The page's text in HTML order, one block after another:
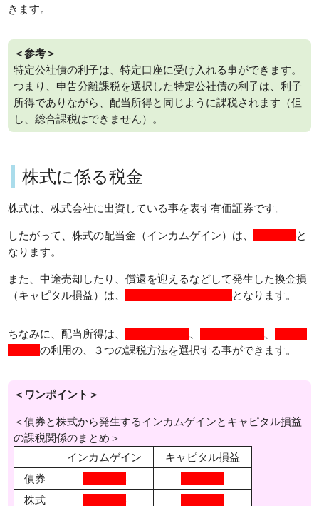
きます。
＜参考＞
特定公社債の利子は、特定口座に受け入れる事ができます。
つまり、申告分離課税を選択した特定公社債の利子は、利子
所得でありながら、配当所得と同じように課税されます（但
し、総合課税はできません）。
株式に係る税金
株式は、株式会社に出資している事を表す有価証券です。
したがって、株式の配当金（インカムゲイン）は、 配当所得と
なります。
また、中途売却したり、償還を迎えるなどして発生した換金損
（キャピタル損益）は、
株式等に係る譲渡所得となります。
ちなみに、配当所得は、 総合課税、 申告分離課税、
要制度の利用の、３つの課税方法を選択する事ができます。
＜ワンポイント＞
＜債券と株式から発生するインカムゲインとキャピタル損益
の課税関係のまとめ＞
インカムゲイン
キャピタル損益
債券
譲渡所得
株式
譲渡所得